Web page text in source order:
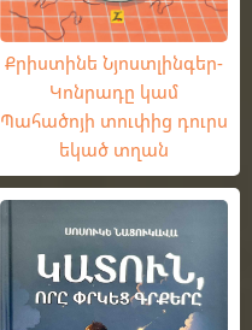
Քրիստինե Նյոստլինգեր-
Կոնրադը կամ
Պահածոյի տուփից դուրս
եկած տղան